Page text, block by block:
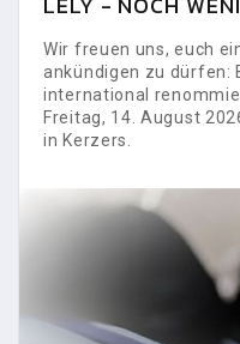
Wir freuen uns, euch
ankündigen zu dürfen:
international
Freitag, 14. August
in Kerzers.